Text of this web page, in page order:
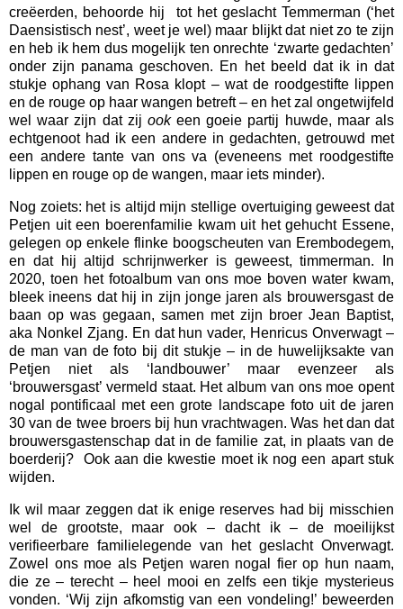
creëerden, behoorde hij tot het geslacht Temmerman (‘het
Daensistisch nest’, weet je wel) maar blijkt dat niet zo te zijn
en heb ik hem dus mogelijk ten onrechte ‘zwarte gedachten’
onder zijn panama geschoven. En het beeld dat ik in dat
stukje ophang van Rosa klopt – wat de roodgestifte lippen
en de rouge op haar wangen betreft – en het zal ongetwijfeld
wel waar zijn dat zij ookeen goeie partij huwde, maar als
echtgenoot had ik een andere in gedachten, getrouwd met
een andere tante van ons va (eveneens met roodgestifte
lippen en rouge op de wangen, maar iets minder).
Nog zoiets: het is altijd mijn stellige overtuiging geweest dat
Petjen uit een boerenfamilie kwam uit het gehucht Essene,
gelegen op enkele flinke boogscheuten van Erembodegem,
en dat hij altijd schrijnwerker is geweest, timmerman. In
2020, toen het fotoalbum van ons moe boven water kwam,
bleek ineens dat hij in zijn jonge jaren als brouwersgast de
baan op was gegaan, samen met zijn broer Jean Baptist,
aka Nonkel Zjang. En dat hun vader, Henricus Onverwagt –
de man van de foto bij dit stukje – in de huwelijksakte van
Petjen niet als ‘landbouwer’ maar evenzeer als
‘brouwersgast’ vermeld staat. Het album van ons moe opent
nogal pontificaal met een grote landscape foto uit de jaren
30 van de twee broers bij hun vrachtwagen. Was het dan dat
brouwersgastenschap dat in de familie zat, in plaats van de
boerderij?
Ook aan die kwestie moet ik nog een apart stuk
wijden.
Ik wil maar zeggen dat ik enige reserves had bij misschien
wel de grootste, maar ook – dacht ik – de moeilijkst
verifieerbare familielegende van het geslacht Onverwagt.
Zowel ons moe als Petjen waren nogal fier op hun naam,
die ze – terecht – heel mooi en zelfs een tikje mysterieus
vonden. ‘Wij zijn afkomstig van een vondeling!’ beweerden